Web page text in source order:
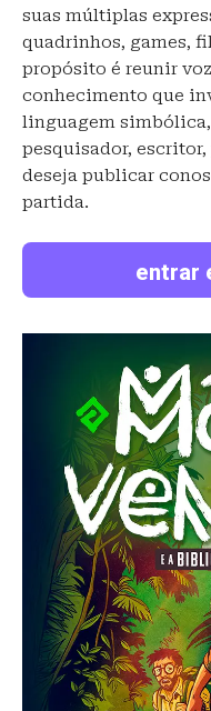
suas múltiplas
quadrinhos, games,
propósito é reunir
conhecimento que
linguagem
pesquisador,
deseja publicar
partida.
entrar